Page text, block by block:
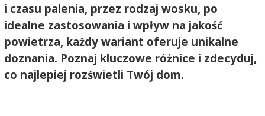
i czasu palenia, przez rodzaj wosku, po
idealne zastosowania i wpływ na jakość
powietrza, każdy wariant oferuje unikalne
doznania. Poznaj kluczowe różnice i zdecyduj,
co najlepiej rozświetli Twój dom.